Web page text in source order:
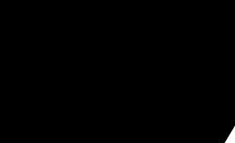
забрала в пункте. Качество просто